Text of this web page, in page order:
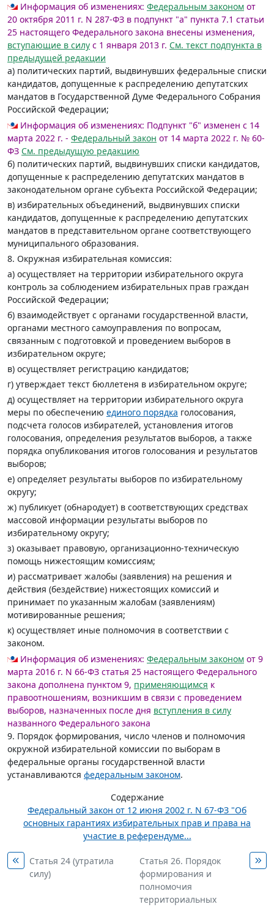
Информация об изменениях: Федеральным законом от
20 октября 2011 г. N 287-ФЗ в подпункт "а" пункта 7.1 статьи
25 настоящего Федерального закона внесены изменения,
вступающие в силу с 1 января 2013 г. См. текст подпункта в
предыдущей редакции
а) политических партий, выдвинувших федеральные списки
кандидатов, допущенные к распределению депутатских
мандатов в Государственной Думе Федерального Собрания
Российской Федерации;
Информация об изменениях: Подпункт "б" изменен с 14
марта 2022 г. - Федеральный закон от 14 марта 2022 г. № 60-
ФЗ См. предыдущую редакцию
б) политических партий, выдвинувших списки кандидатов,
допущенные к распределению депутатских мандатов в
законодательном органе субъекта Российской Федерации;
в) избирательных объединений, выдвинувших списки
кандидатов, допущенные к распределению депутатских
мандатов в представительном органе соответствующего
муниципального образования.
8. Окружная избирательная комиссия:
а) осуществляет на территории избирательного округа
контроль за соблюдением избирательных прав граждан
Российской Федерации;
б) взаимодействует с органами государственной власти,
органами местного самоуправления по вопросам,
связанным с подготовкой и проведением выборов в
избирательном округе;
в) осуществляет регистрацию кандидатов;
г) утверждает текст бюллетеня в избирательном округе;
д) осуществляет на территории избирательного округа
меры по обеспечению единого порядка голосования,
подсчета голосов избирателей, установления итогов
голосования, определения результатов выборов, а также
порядка опубликования итогов голосования и результатов
выборов;
е) определяет результаты выборов по избирательному
округу;
ж) публикует (обнародует) в соответствующих средствах
массовой информации результаты выборов по
избирательному округу;
з) оказывает правовую, организационно-техническую
помощь нижестоящим комиссиям;
и) рассматривает жалобы (заявления) на решения и
действия (бездействие) нижестоящих комиссий и
принимает по указанным жалобам (заявлениям)
мотивированные решения;
к) осуществляет иные полномочия в соответствии с
законом.
Информация об изменениях: Федеральным законом от 9
марта 2016 г. N 66-ФЗ статья 25 настоящего Федерального
закона дополнена пунктом 9, применяющимся к
правоотношениям, возникшим в связи с проведением
выборов, назначенных после дня вступления в силу
названного Федерального закона
9. Порядок формирования, число членов и полномочия
окружной избирательной комиссии по выборам в
федеральные органы государственной власти
устанавливаются федеральным законом.
Содержание
Федеральный закон от 12 июня 2002 г. N 67-ФЗ "Об
основных гарантиях избирательных прав и права на
участие в референдуме...
Статья 24 (утратила
силу)
Статья 26. Порядок
формирования и
полномочия
территориальных